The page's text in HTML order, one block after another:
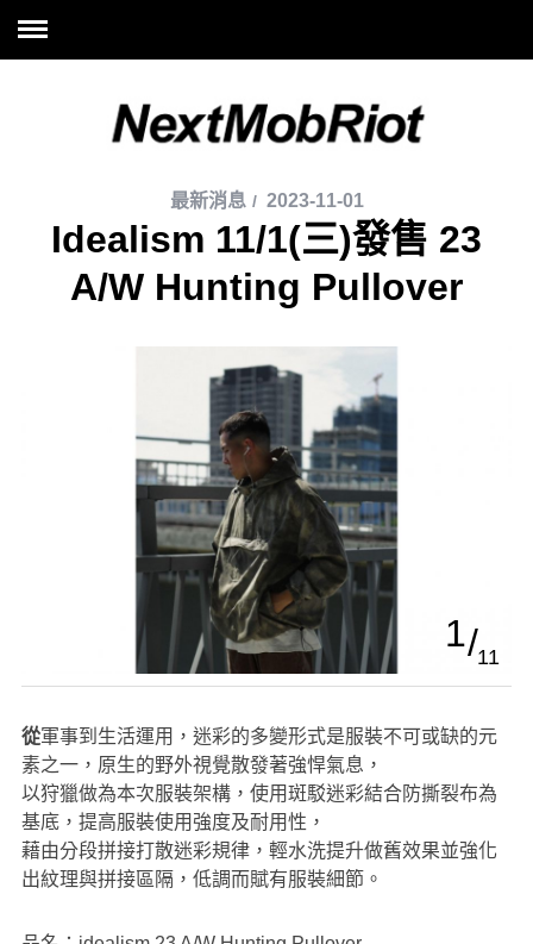
最新消息 2023-11-01
Idealism 11/1(三)發售 23
A/W Hunting Pullover
1
11
從軍事到生活運用，迷彩的多變形式是服裝不可或缺的元
素之一，原生的野外視覺散發著強悍氣息，
以狩獵做為本次服裝架構，使用斑駁迷彩結合防撕裂布為
基底，提高服裝使用強度及耐用性，
藉由分段拼接打散迷彩規律，輕水洗提升做舊效果並強化
出紋理與拼接區隔，低調而賦有服裝細節。